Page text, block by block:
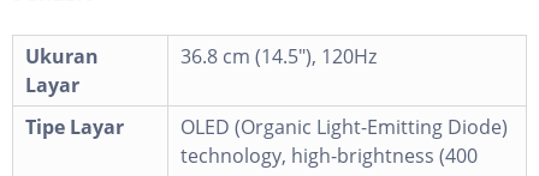
Ukuran
Layar
36.8 cm (14.5"), 120Hz
Tipe Layar
OLED (Organic Light-Emitting Diode)
technology, high-brightness (400